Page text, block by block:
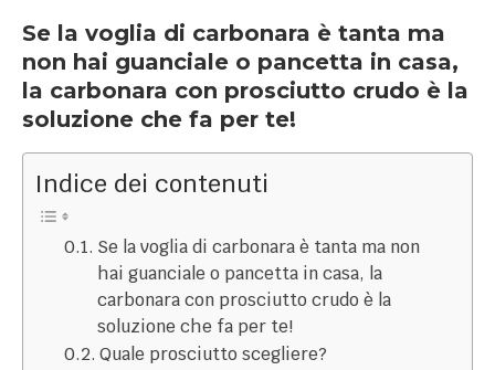
Se la voglia di carbonara è tanta ma
non hai guanciale o pancetta in casa,
la carbonara con prosciutto crudo è la
soluzione che fa per te!
Indice dei contenuti
Se la voglia di carbonara è tanta ma non
hai guanciale o pancetta in casa, la
carbonara con prosciutto crudo è la
soluzione che fa per te!
Quale prosciutto scegliere?